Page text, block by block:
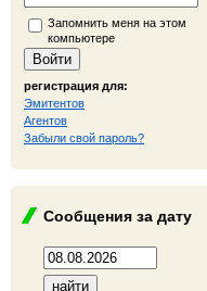
Запомнить меня на этом
компьютере
регистрация для:
Эмитентов
Агентов
Забыли свой пароль?
Сообщения за дату